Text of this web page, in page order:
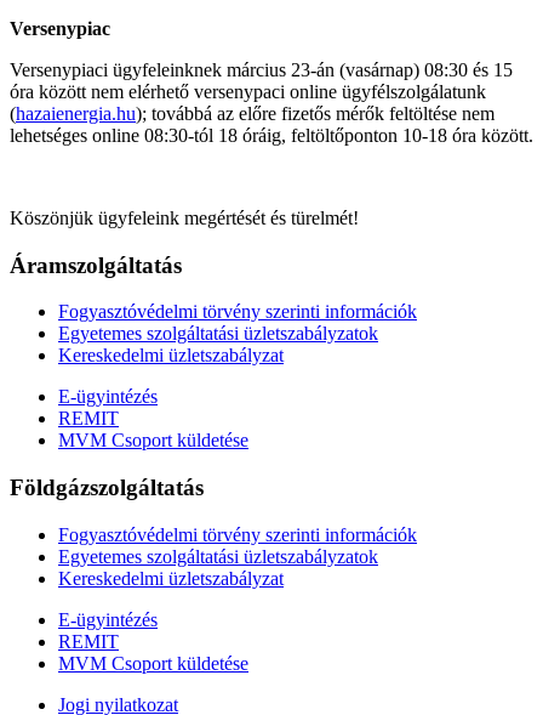
Versenypiac
Versenypiaci ügyfeleinknek március 23-án (vasárnap) 08:30 és 15
óra között nem elérhető versenypaci online ügyfélszolgálatunk
(hazaienergia.hu); továbbá az előre fizetős mérők feltöltése nem
lehetséges online 08:30-tól 18 óráig, feltöltőponton 10-18 óra között.
Köszönjük ügyfeleink megértését és türelmét!
Áramszolgáltatás
Fogyasztóvédelmi törvény szerinti információk
Egyetemes szolgáltatási üzletszabályzatok
Kereskedelmi üzletszabályzat
E-ügyintézés
REMIT
MVM Csoport küldetése
Földgázszolgáltatás
Fogyasztóvédelmi törvény szerinti információk
Egyetemes szolgáltatási üzletszabályzatok
Kereskedelmi üzletszabályzat
E-ügyintézés
REMIT
MVM Csoport küldetése
Jogi nyilatkozat